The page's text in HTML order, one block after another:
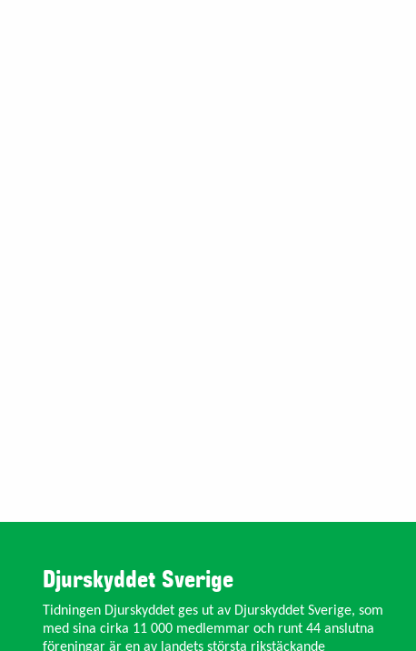
Djurskyddet Sverige
Tidningen Djurskyddet ges ut av Djurskyddet Sverige, som
med sina cirka 11 000 medlemmar och runt 44 anslutna
föreningar är en av landets största rikstäckande